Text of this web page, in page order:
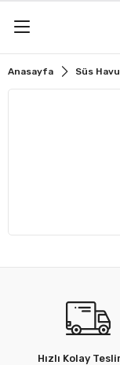
Anasayfa Süs
Hızlı Kolay